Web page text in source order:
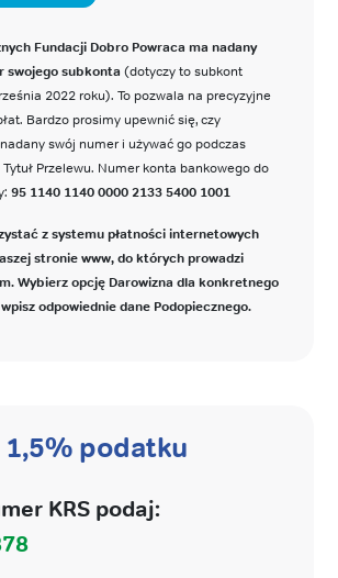
Fundacji Dobro Powraca ma nadany
swojego subkonta (dotyczy to subkont
2022 roku). To pozwala na precyzyjne
Bardzo prosimy upewnić się, czy
swój numer i używać go podczas
Przelewu. Numer konta bankowego do
95 1140 1140 0000 2133 5400 1001
z systemu płatności internetowych
stronie www, do których prowadzi
Wybierz opcję Darowizna dla konkretnego
odpowiednie dane Podopiecznego.
1,5% podatku
KRS podaj: